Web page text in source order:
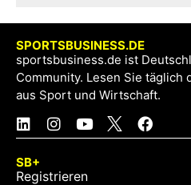
SPORTSBUSINESS.DE
sportsbusiness.de ist
Community. Lesen Sie täglich
aus Sport und Wirtschaft.
SB+
Registrieren